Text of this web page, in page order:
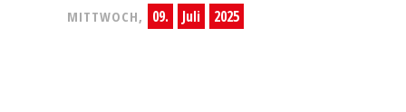
MITTWOCH, 09. Juli 2025